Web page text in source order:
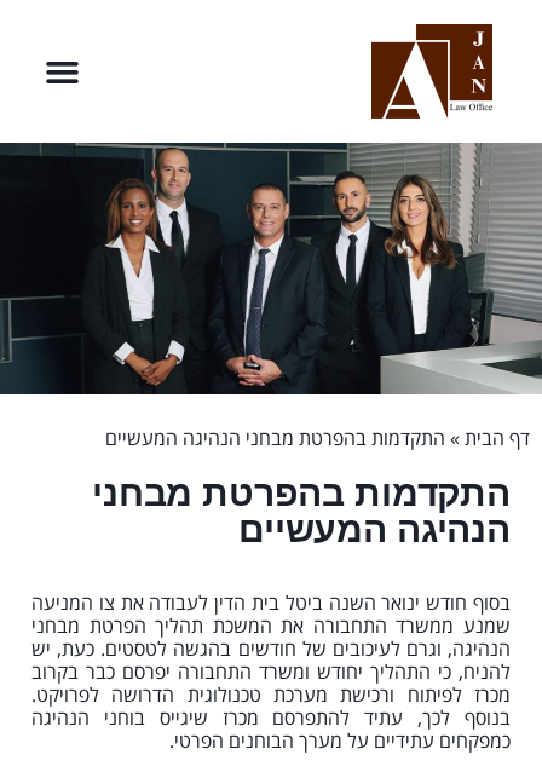
דף הבית » התקדמות בהפרטת מבחני הנהיגה המעשיים
התקדמות בהפרטת מבחני
הנהיגה המעשיים
בסוף חודש ינואר השנה ביטל בית הדין לעבודה את צו המניעה
שמנע ממשרד התחבורה את המשכת תהליך הפרטת מבחני
הנהיגה, וגרם לעיכובים של חודשים בהגשה לטסטים. כעת, יש
להניח, כי התהליך יחודש ומשרד התחבורה יפרסם כבר בקרוב
מכרז לפיתוח ורכישת מערכת טכנולוגית הדרושה לפרויקט.
בנוסף לכך, עתיד להתפרסם מכרז שיגייס בוחני הנהיגה
כמפקחים עתידיים על מערך הבוחנים הפרטי.